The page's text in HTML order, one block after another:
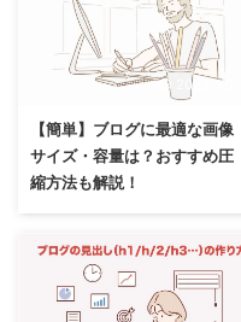
2023/12/16
【簡単】ブログに最適な画像
サイズ・容量は？おすすめ圧
縮方法も解説！